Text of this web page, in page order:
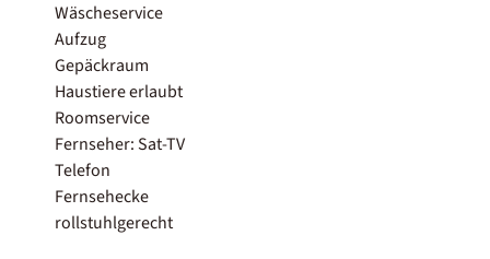
Wäscheservice
Aufzug
Gepäckraum
Haustiere erlaubt
Roomservice
Fernseher: Sat-TV
Telefon
Fernsehecke
rollstuhlgerecht